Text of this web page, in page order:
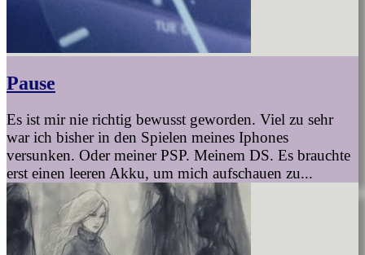
Pause
Es ist mir nie richtig bewusst geworden. Viel zu sehr
war ich bisher in den Spielen meines Iphones
versunken. Oder meiner PSP. Meinem DS. Es brauchte
erst einen leeren Akku, um mich aufschauen zu...